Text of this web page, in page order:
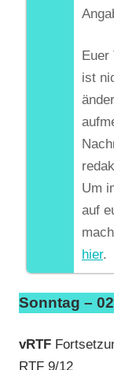
Euer
ist
Um
auf
hier.
Sonntag –
vRTF
RTF 9/12